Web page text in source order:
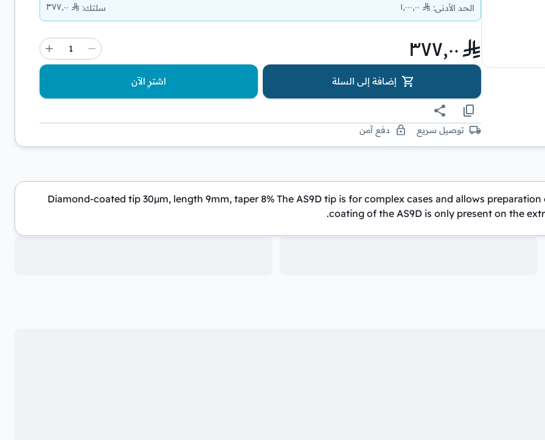
الحد الأدنى: ١٬٠٠٠٫٠٠ سلتك: ٣٧٧٫٠٠
٣٧٧٫٠٠
إضافة إلى السلة اشترِ الآن
توصيل سريع دفع آمن
Diamond-coated tip 30μm, length 9mm, taper 8% The AS9D tip is for complex cases and allows
coating of the AS9D is only present on the